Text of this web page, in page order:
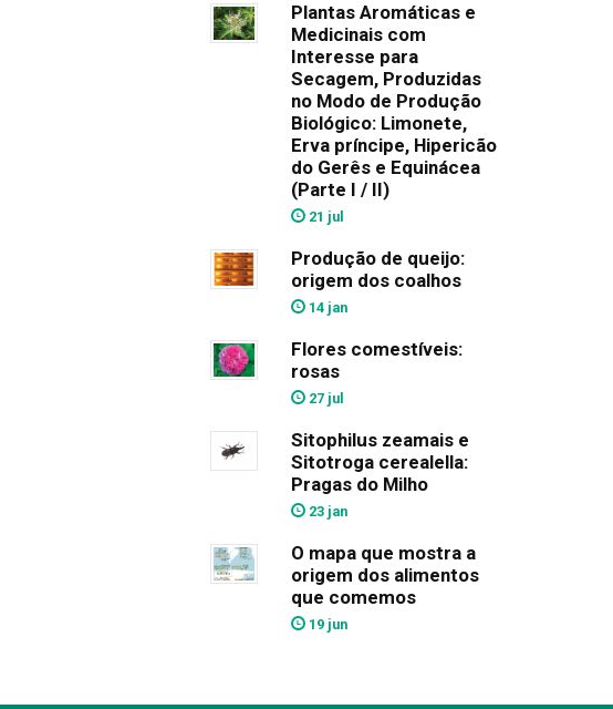
Plantas Aromáticas e
Medicinais com
Interesse para
Secagem, Produzidas
no Modo de Produção
Biológico: Limonete,
Erva príncipe, Hipericão
do Gerês e Equinácea
(Parte I / II)
21 jul
Produção de queijo:
origem dos coalhos
14 jan
Flores comestíveis:
rosas
27 jul
Sitophilus zeamais e
Sitotroga cerealella:
Pragas do Milho
23 jan
O mapa que mostra a
origem dos alimentos
que comemos
19 jun